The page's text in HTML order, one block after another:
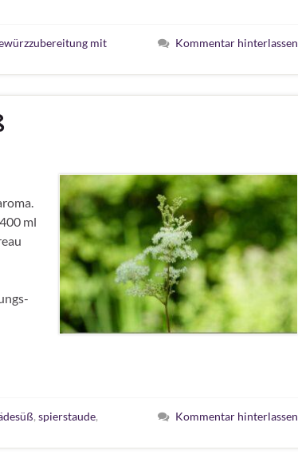
mit
Kommentar hinterlassen
ml
, spierstaude,
Kommentar hinterlassen